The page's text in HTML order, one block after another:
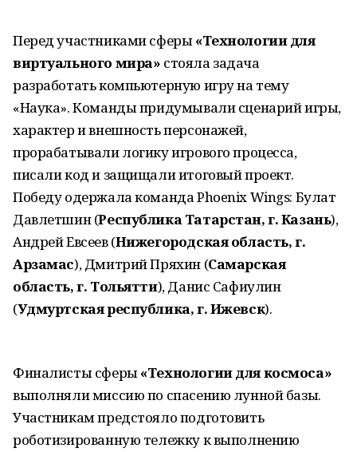
Перед участниками сферы«Технологии для
виртуального мира» стояла задача
разработать компьютерную игру на тему
«Наука». Команды придумывали сценарий игры,
характер и внешность персонажей,
прорабатывали логику игрового процесса,
писали код и защищали итоговый проект.
Победу одержала команда Phoenix Wings: Булат
Давлетшин (Республика Татарстан, г. Казань),
Андрей Евсеев (Нижегородская область, г.
Арзамас), Дмитрий Пряхин (Самарская
область, г. Тольятти), Данис Сафиулин
(Удмуртская республика, г. Ижевск).
Финалисты сферы«Технологии для космоса»
выполняли миссию по спасению лунной базы.
Участникам предстояло подготовить
роботизированную тележку к выполнению